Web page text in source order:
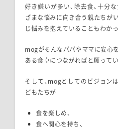
好き嫌いが多い、除去食、十分
ざまな悩みに向き合う親たちが
じ悩みを抱えていることもわか
mogがそんなパパやママに安心
ある食卓につながればと願ってい
そして、mogとしてのビジョン
どもたちが
食を楽しめ、
食へ関心を持ち、